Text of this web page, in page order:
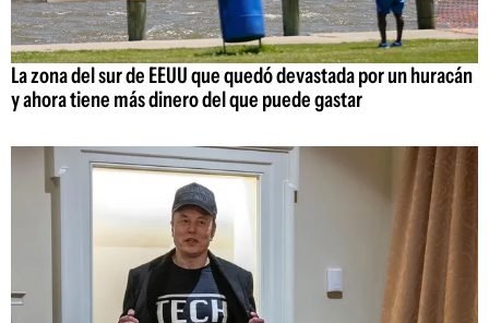
La zona del sur de EEUU que quedó devastada por un huracán
y ahora tiene más dinero del que puede gastar